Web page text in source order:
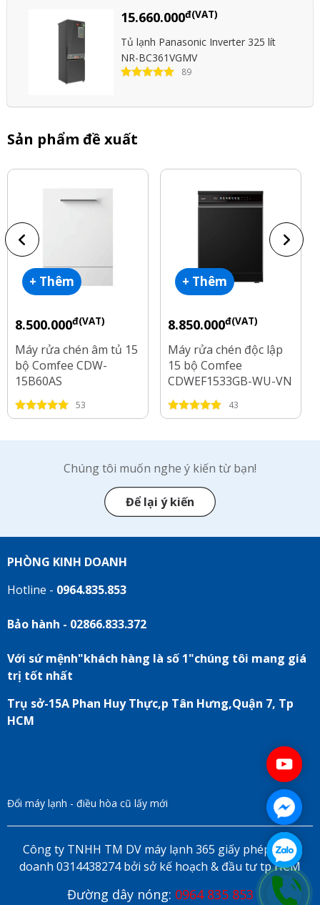
15.660.000đ(VAT)
Tủ lạnh Panasonic Inverter 325 lít
NR-BC361VGMV
89
Sản phẩm đề xuất
+ Thêm
8.500.000đ(VAT)
Máy rửa chén âm tủ 15
bộ Comfee CDW-
15B60AS
53
+ Thêm
8.850.000đ(VAT)
Máy rửa chén độc lập
15 bộ Comfee
CDWEF1533GB-WU-VN
43
Chúng tôi muốn nghe ý kiến từ bạn!
Để lại ý kiến
PHÒNG KINH DOANH
Hotline - 0964.835.853
Bảo hành - 02866.833.372
Với sứ mệnh"khách hàng là số 1"chúng tôi mang giá
trị tốt nhất
Trụ sở-15A Phan Huy Thực,p Tân Hưng,Quận 7, Tp
HCM
Đổi máy lạnh - điều hòa cũ lấy mới
Công ty TNHH TM DV máy lạnh 365 giấy phép kinh
doanh 0314438274 bởi sở kế hoạch & đầu tư tp HCM
Đường dây nóng: 0964 835 853